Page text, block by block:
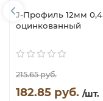
J-Профиль 12мм 0,4
оцинкованный
215.65 руб.
182.85 руб. /шт.